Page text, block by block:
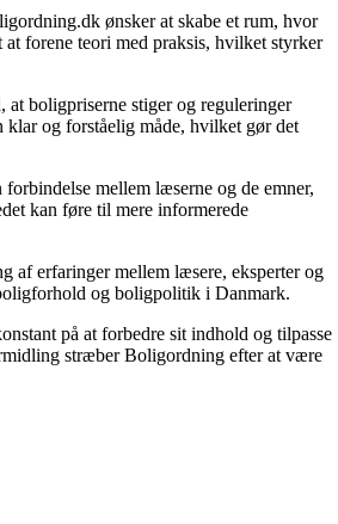
ønsker at skabe et rum, hvor
forene teori med praksis, hvilket styrker
boligpriserne stiger og reguleringer
og forståelig måde, hvilket gør det
mellem læserne og de emner,
kan føre til mere informerede
af erfaringer mellem læsere, eksperter og
og boligpolitik i Danmark.
på at forbedre sit indhold og tilpasse
stræber Boligordning efter at være